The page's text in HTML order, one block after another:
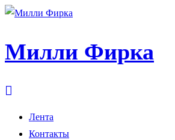
Милли Фирка
Лента
Контакты